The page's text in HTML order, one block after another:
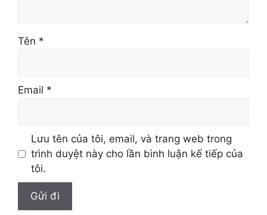
Tên *
Email *
Lưu tên của tôi, email, và trang web trong
trình duyệt này cho lần bình luận kế tiếp của
tôi.